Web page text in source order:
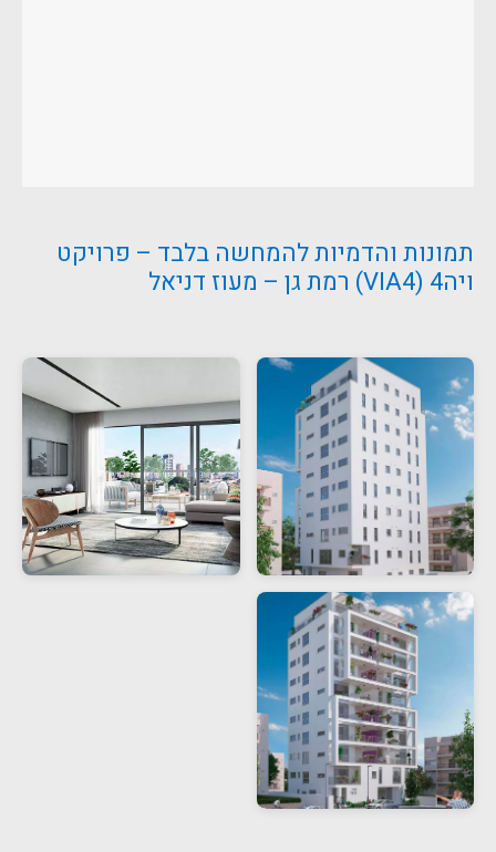
תמונות והדמיות להמחשה בלבד – פרויקט
ויה4 (VIA4) רמת גן – מעוז דניאל